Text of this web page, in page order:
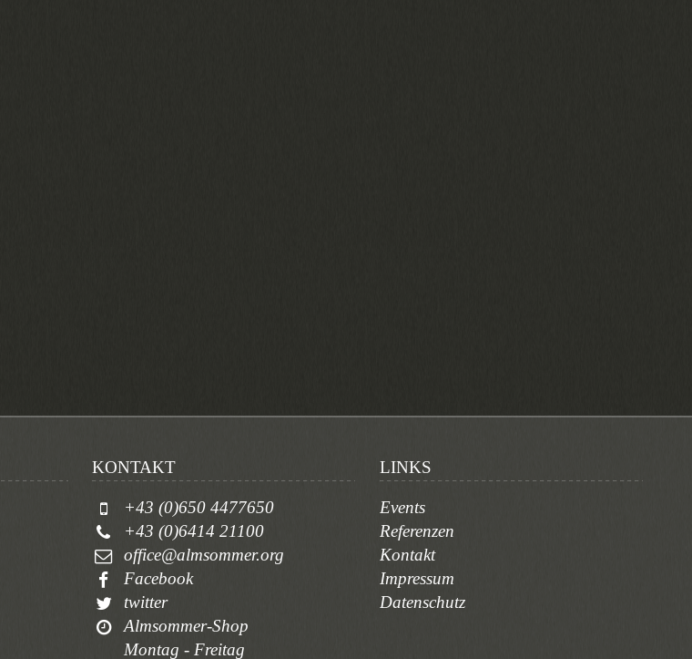
KONTAKT
+43 (0)650 4477650
+43 (0)6414 21100
office@almsommer.org
Facebook
twitter
Almsommer-Shop
Montag - Freitag
LINKS
Events
Referenzen
Kontakt
Impressum
Datenschutz